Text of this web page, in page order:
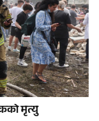
मृत्यु